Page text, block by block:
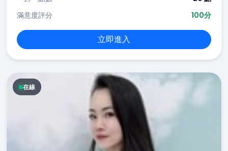
滿意度評分
100分
立即進入
在線